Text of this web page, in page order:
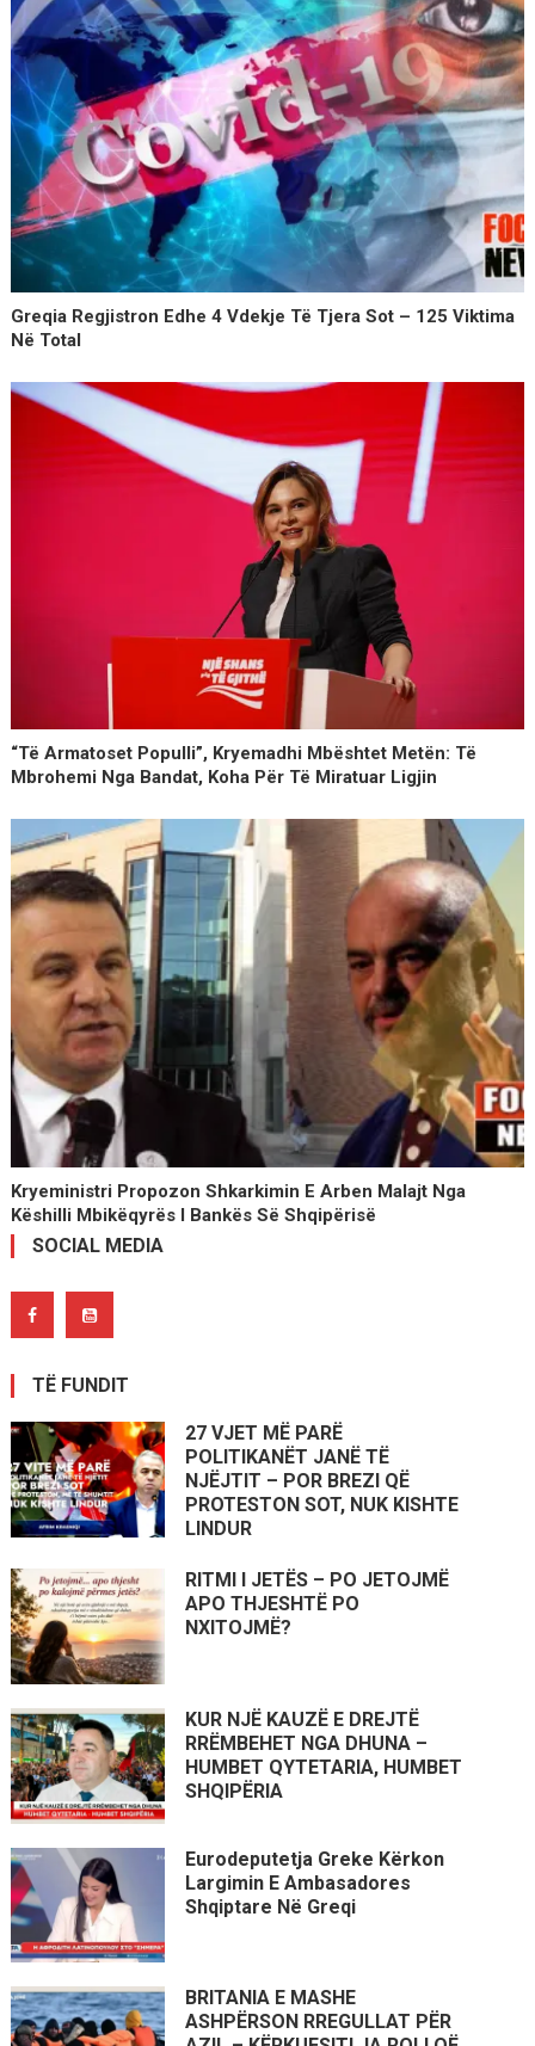
Greqia Regjistron Edhe 4 Vdekje Të Tjera Sot – 125 Viktima
Në Total
“Të Armatoset Populli”, Kryemadhi Mbështet Metën: Të
Mbrohemi Nga Bandat, Koha Për Të Miratuar Ligjin
Kryeministri Propozon Shkarkimin E Arben Malajt Nga
Këshilli Mbikëqyrës I Bankës Së Shqipërisë
SOCIAL MEDIA
TË FUNDIT
27 VJET MË PARË
POLITIKANËT JANË TË
NJËJTIT – POR BREZI QË
PROTESTON SOT, NUK KISHTE
LINDUR
RITMI I JETËS – PO JETOJMË
APO THJESHTË PO
NXITOJMË?
KUR NJË KAUZË E DREJTË
RRËMBEHET NGA DHUNA –
HUMBET QYTETARIA, HUMBET
SHQIPËRIA
Eurodeputetja Greke Kërkon
Largimin E Ambasadores
Shqiptare Në Greqi
BRITANIA E MASHE
ASHPËRSON RREGULLAT PËR